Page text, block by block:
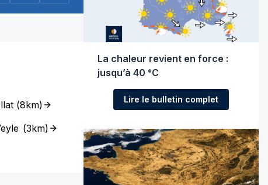
(8km)
(3km)
La chaleur revient en force :
jusqu’à 40 °C
Lire le bulletin complet